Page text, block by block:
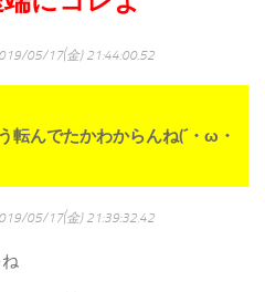
05/17(金) 21:44:00.52
転んでたかわからんね(´・ω・
05/17(金) 21:39:32.42